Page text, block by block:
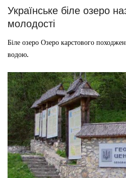
Українське біле озеро
молодості
Біле озеро Озеро карстового
водою.